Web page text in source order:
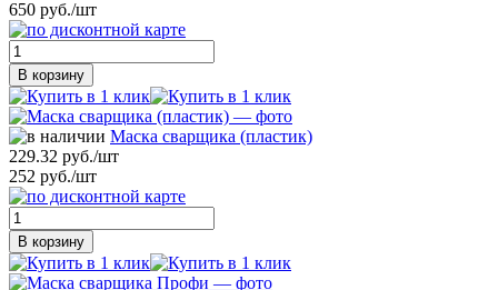
650 руб./шт
В корзину
Маска сварщика (пластик)
229.32 руб./шт
252 руб./шт
В корзину